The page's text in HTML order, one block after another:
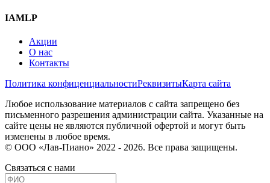
IAMLP
Акции
О нас
Контакты
Политика конфиценциальностиРеквизитыКарта сайта
Любое использование материалов с сайта запрещено без
письменного разрешения администрации сайта. Указанные на
сайте цены не являются публичной офертой и могут быть
изменены в любое время.
© ООО «Лав-Пиано» 2022 - 2026. Все права защищены.
Связаться с нами